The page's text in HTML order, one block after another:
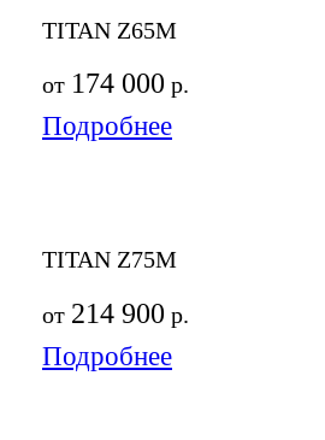
TITAN Z65M
от 174 000 р.
Подробнее
TITAN Z75M
от 214 900 р.
Подробнее